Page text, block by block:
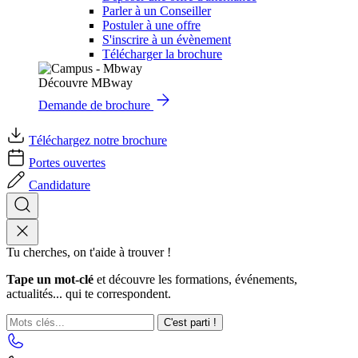
Parler à un Conseiller
Postuler à une offre
S'inscrire à un évènement
Télécharger la brochure
Découvre MBway
Demande de brochure
Téléchargez notre brochure
Portes ouvertes
Candidature
Tu cherches, on t'aide à trouver !
Tape un mot-clé et découvre les formations, événements,
actualités... qui te correspondent.
C'est parti !